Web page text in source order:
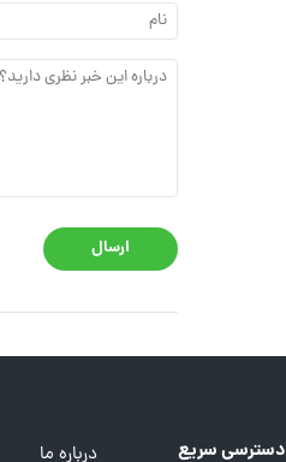
ارسال
دسترسی سریع درباره ما